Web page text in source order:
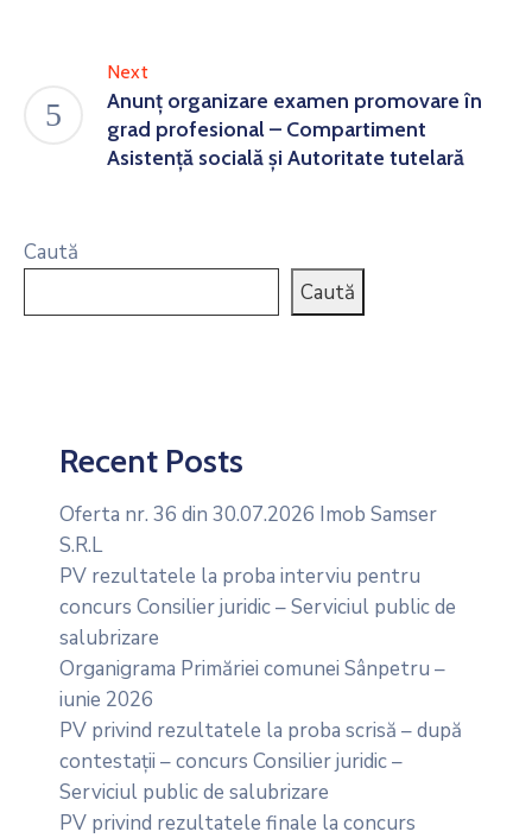
Next
Anunț organizare examen promovare în
grad profesional – Compartiment
Asistență socială și Autoritate tutelară
Caută
Caută
Recent Posts
Oferta nr. 36 din 30.07.2026 Imob Samser
S.R.L
PV rezultatele la proba interviu pentru
concurs Consilier juridic – Serviciul public de
salubrizare
Organigrama Primăriei comunei Sânpetru –
iunie 2026
PV privind rezultatele la proba scrisă – după
contestații – concurs Consilier juridic –
Serviciul public de salubrizare
PV privind rezultatele finale la concurs